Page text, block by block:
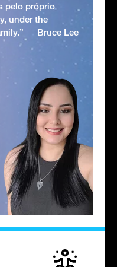
pelo próprio
under the
― Bruce Lee